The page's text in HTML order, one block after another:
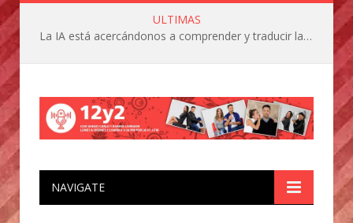
ULTIMAS
La IA está acercándonos a comprender y traducir las vocalizaciones y comportamientos de nuestras mascotas
NAVIGATE